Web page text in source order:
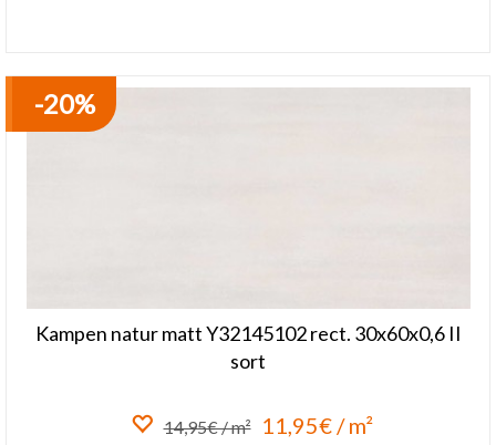
Kampen natur matt Y32145102 rect. 30x60x0,6 II
sort
14,95€ / m² 11,95€ / m²